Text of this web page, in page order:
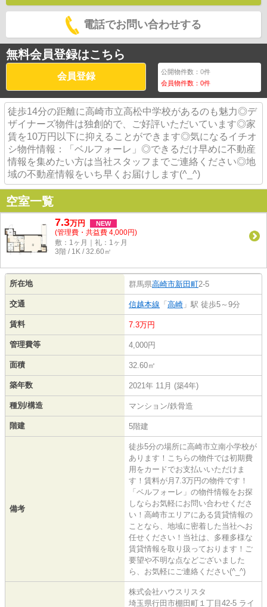
電話でお問い合わせする
無料会員登録はこちら
会員登録 公開物件数：0件
会員物件数：0件
徒歩14分の距離に高崎市立高松中学校があるのも魅力◎デ
ザイナーズ物件は独創的で、ご好評いただいています◎家
賃を10万円以下に抑えることができます◎気になるイチオ
シ物件情報：「ベルフォーレ」◎できるだけ早めに不動産
情報を集めたい方は当社スタッフまでご連絡ください◎地
域の不動産情報をいち早くお届けします(^_^)
空室一覧
7.3万円 NEW
(管理費・共益費 4,000円)
敷：1ヶ月｜礼：1ヶ月
3階 / 1K / 32.60㎡
所在地 群馬県高崎市新田町2-5
交通 信越本線 「 高崎 」駅 徒歩5～9分
賃料 7.3万円
管理費等 4,000円
面積 32.60㎡
築年数 2021年 11月 (築4年)
種別/構造 マンション/鉄骨造
階建 5階建
備考
徒歩5分の場所に高崎市立南小学校が
あります！こちらの物件では初期費
用をカードでお支払いいただけま
す！賃料が月7.3万円の物件です！
「ベルフォーレ」の物件情報をお探
しならお気軽にお問い合わせくださ
い！高崎市エリアにある賃貸情報の
ことなら、地域に密着した当社へお
任せください！当社は、多種多様な
賃貸情報を取り扱っております！ご
要望や不明な点などございました
ら、お気軽にご連絡ください(^_^)
株式会社ハウスリスタ
埼玉県行田市棚田町１丁目42-5 ライ